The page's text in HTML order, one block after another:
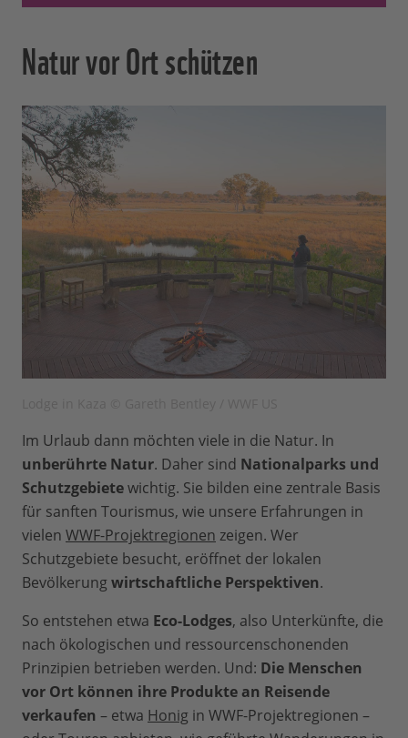
Natur vor Ort schützen
Im Urlaub dann möchten viele in die Natur. In
unberührte Natur. Daher sind Nationalparks und
Schutzgebietewichtig. Sie bilden eine zentrale Basis
für sanften Tourismus, wie unsere Erfahrungen in
vielen WWF-Projektregionen zeigen. Wer
Schutzgebiete besucht, eröffnet der lokalen
Bevölkerungwirtschaftliche Perspektiven.
So entstehen etwa Eco-Lodges, also Unterkünfte, die
nach ökologischen und ressourcenschonenden
Prinzipien betrieben werden. Und: Die Menschen
vor Ort können ihre Produkte an Reisende
verkaufen – etwa Honig in WWF-Projektregionen –